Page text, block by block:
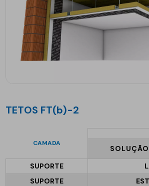
TETOS FT(b)-2
CAMADA
SUPORTE
SUPORTE